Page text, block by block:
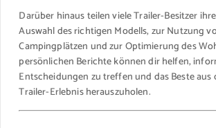
Darüber hinaus teilen viele Trailer-Besitzer
Auswahl des richtigen Modells, zur Nutzung
Campingplätzen und zur Optimierung des
persönlichen Berichte können dir helfen,
Entscheidungen zu treffen und das Beste aus
Trailer-Erlebnis herauszuholen.